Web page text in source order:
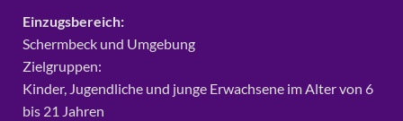
Einzugsbereich:
Schermbeck und Umgebung
Zielgruppen:
Kinder, Jugendliche und junge Erwachsene im Alter von 6
bis 21 Jahren